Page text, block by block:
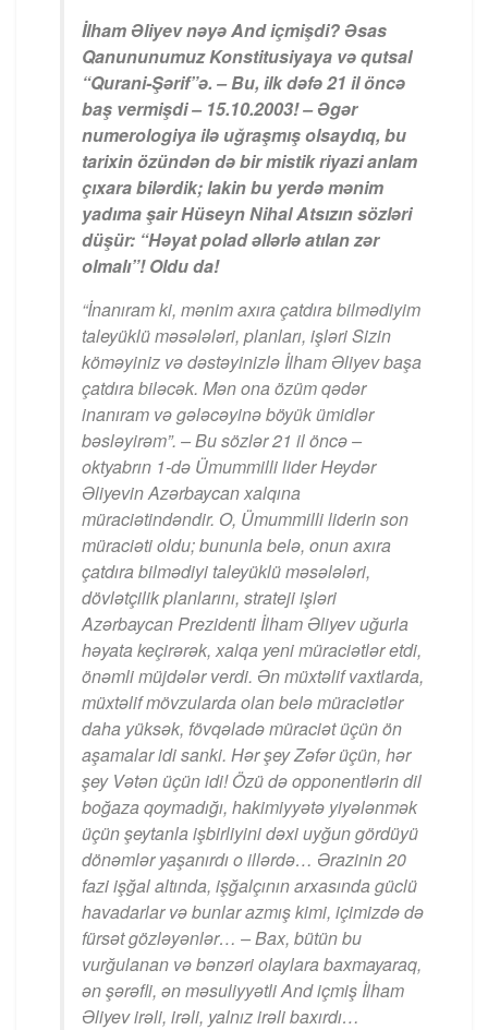
İlham Əliyev nəyə And içmişdi? Əsas
Qanununumuz Konstitusiyaya və qutsal
“Qurani-Şərif”ə. – Bu, ilk dəfə 21 il öncə
baş vermişdi – 15.10.2003! – Əgər
numerologiya ilə uğraşmış olsaydıq, bu
tarixin özündən də bir mistik riyazi anlam
çıxara bilərdik; lakin bu yerdə mənim
yadıma şair Hüseyn Nihal Atsızın sözləri
düşür: “Həyat polad əllərlə atılan zər
olmalı”! Oldu da!
“İnanıram ki, mənim axıra çatdıra bilmədiyim
taleyüklü məsələləri, planları, işləri Sizin
köməyiniz və dəstəyinizlə İlham Əliyev başa
çatdıra biləcək. Mən ona özüm qədər
inanıram və gələcəyinə böyük ümidlər
bəsləyirəm”. – Bu sözlər 21 il öncə –
oktyabrın 1-də Ümummilli lider Heydər
Əliyevin Azərbaycan xalqına
müraciətindəndir. O, Ümummilli liderin son
müraciəti oldu; bununla belə, onun axıra
çatdıra bilmədiyi taleyüklü məsələləri,
dövlətçilik planlarını, strateji işləri
Azərbaycan Prezidenti İlham Əliyev uğurla
həyata keçirərək, xalqa yeni müraciətlər etdi,
önəmli müjdələr verdi. Ən müxtəlif vaxtlarda,
müxtəlif mövzularda olan belə müraciətlər
daha yüksək, fövqəladə müraciət üçün ön
aşamalar idi sanki. Hər şey Zəfər üçün, hər
şey Vətən üçün idi! Özü də opponentlərin dil
boğaza qoymadığı, hakimiyyətə yiyələnmək
üçün şeytanla işbirliyini dəxi uyğun gördüyü
dönəmlər yaşanırdı o illərdə… Ərazinin 20
fazi işğal altında, işğalçının arxasında güclü
havadarlar və bunlar azmış kimi, içimizdə də
fürsət gözləyənlər… – Bax, bütün bu
vurğulanan və bənzəri olaylara baxmayaraq,
ən şərəfli, ən məsuliyyətli And içmiş İlham
Əliyev irəli, irəli, yalnız irəli baxırdı…